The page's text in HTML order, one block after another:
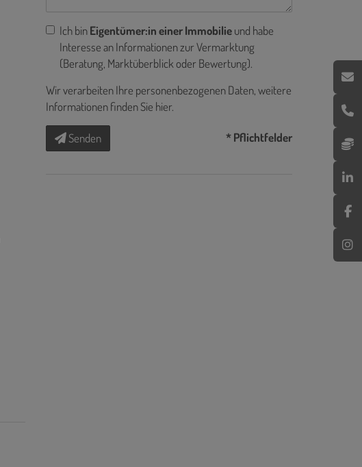
Ich binEigentümer:in einer Immobilieund habe
Interesse an Informationen zur Vermarktung
(Beratung, Marktüberblick oder Bewertung).
Wir verarbeiten Ihre personenbezogenen Daten, weitere
Informationen finden Sie hier.
Senden * Pflichtfelder